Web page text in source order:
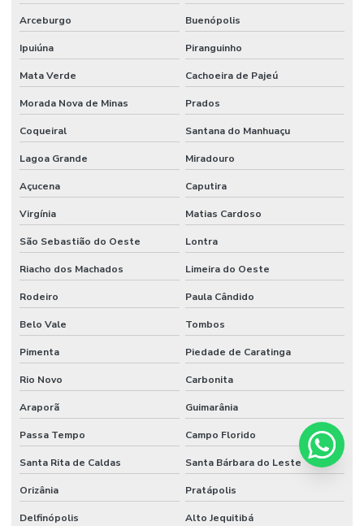
Arceburgo Buenópolis
Ipuiúna Piranguinho
Mata Verde Cachoeira de Pajeú
Morada Nova de Minas Prados
Coqueiral Santana do Manhuaçu
Lagoa Grande Miradouro
Açucena Caputira
Virgínia Matias Cardoso
São Sebastião do Oeste Lontra
Riacho dos Machados Limeira do Oeste
Rodeiro Paula Cândido
Belo Vale Tombos
Pimenta Piedade de Caratinga
Rio Novo Carbonita
Araporã Guimarânia
Passa Tempo Campo Florido
Santa Rita de Caldas Santa Bárbara do Leste
Orizânia Pratápolis
Delfinópolis Alto Jequitibá